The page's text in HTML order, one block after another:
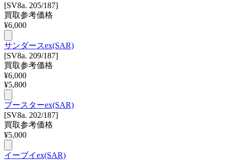
[SV8a. 205/187]
買取参考価格
¥6,000
サンダースex(SAR)
[SV8a. 209/187]
買取参考価格
¥6,000
¥5,800
ブースターex(SAR)
[SV8a. 202/187]
買取参考価格
¥5,000
イーブイex(SAR)